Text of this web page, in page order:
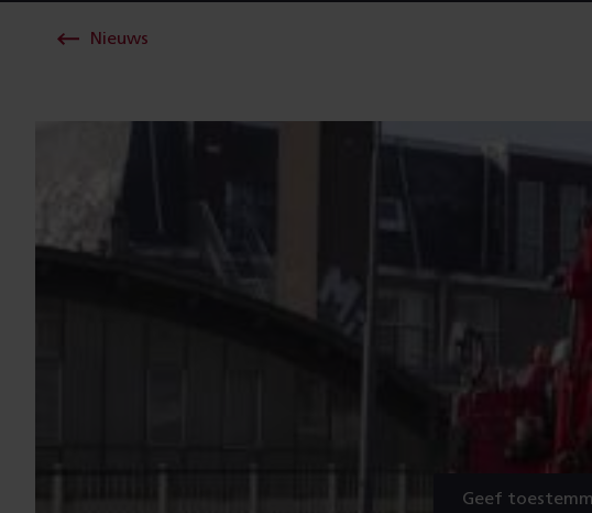
Nieuws
Geef